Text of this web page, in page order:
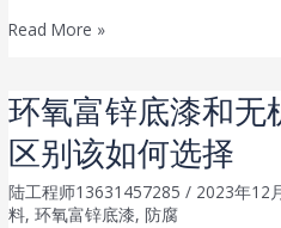
点
工
方
法
环
锌
底
和
Read More »
环氧富锌底漆和无
区别该如何选择
陆工程师13631457285/ 2023年12
料,环氧富锌底漆, 防腐